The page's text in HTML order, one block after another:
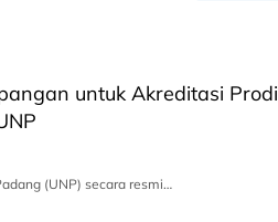
untuk Akreditasi Prodi
(UNP) secara resmi…